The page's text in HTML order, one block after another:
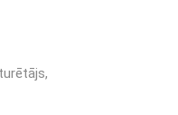
,